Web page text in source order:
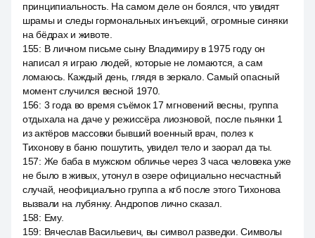
принципиальность. На самом деле он боялся, что увидят
шрамы и следы гормональных инъекций, огромные синяки
на бёдрах и животе.
155: В личном письме сыну Владимиру в 1975 году он
написал я играю людей, которые не ломаются, а сам
ломаюсь. Каждый день, глядя в зеркало. Самый опасный
момент случился весной 1970.
156: 3 года во время съёмок 17 мгновений весны, группа
отдыхала на даче у режиссёра лиозновой, после пьянки 1
из актёров массовки бывший военный врач, полез к
Тихонову в баню пошутить, увидел тело и заорал да ты.
157: Же баба в мужском обличье через 3 часа человека уже
не было в живых, утонул в озере официально несчастный
случай, неофициально группа а кгб после этого Тихонова
вызвали на лубянку. Андропов лично сказал.
158: Ему.
159: Вячеслав Васильевич, вы символ разведки. Символы